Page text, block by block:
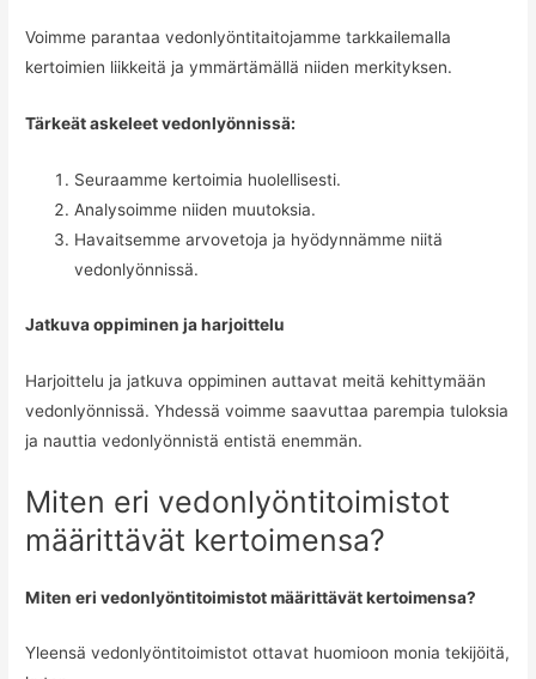
Voimme parantaa vedonlyöntitaitojamme tarkkailemalla
kertoimien liikkeitä ja ymmärtämällä niiden merkityksen.
Tärkeät askeleet vedonlyönnissä:
Seuraamme kertoimia huolellisesti.
Analysoimme niiden muutoksia.
Havaitsemme arvovetoja ja hyödynnämme niitä
vedonlyönnissä.
Jatkuva oppiminen ja harjoittelu
Harjoittelu ja jatkuva oppiminen auttavat meitä kehittymään
vedonlyönnissä. Yhdessä voimme saavuttaa parempia tuloksia
ja nauttia vedonlyönnistä entistä enemmän.
Miten eri vedonlyöntitoimistot
määrittävät kertoimensa?
Miten eri vedonlyöntitoimistot määrittävät kertoimensa?
Yleensä vedonlyöntitoimistot ottavat huomioon monia tekijöitä,